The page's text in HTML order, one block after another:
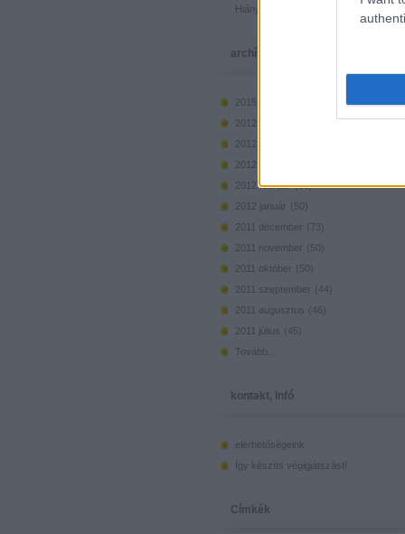
Hiányzó elemek beszerzése
archívum
2015 március
2012 május
2012 április
2012 március
2012 február (50)
2012 január ( 50)
2011 december ( 73)
2011 november ( 50)
2011 október ( 50)
2011 szeptember ( 44)
2011 augusztus ( 46 )
2011 július ( 45)
Tovább
kontakt, infó
elérhetőségeink
Így készíts végigjátszást!
Címkék